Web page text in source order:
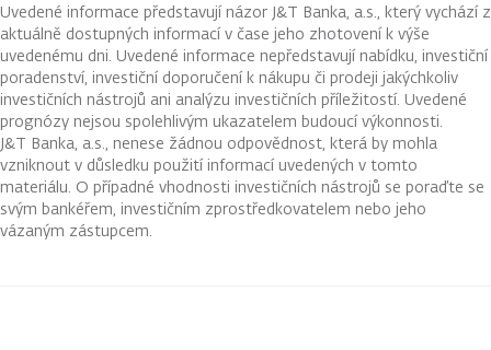
Uvedené informace představují názor J&T Banka, a.s., který vychází z
aktuálně dostupných informací v čase jeho zhotovení k výše
uvedenému dni. Uvedené informace nepředstavují nabídku, investiční
poradenství, investiční doporučení k nákupu či prodeji jakýchkoliv
investičních nástrojů ani analýzu investičních příležitostí. Uvedené
prognózy nejsou spolehlivým ukazatelem budoucí výkonnosti.
J&T Banka, a.s., nenese žádnou odpovědnost, která by mohla
vzniknout v důsledku použití informací uvedených v tomto
materiálu. O případné vhodnosti investičních nástrojů se poraďte se
svým bankéřem, investičním zprostředkovatelem nebo jeho
vázaným zástupcem.